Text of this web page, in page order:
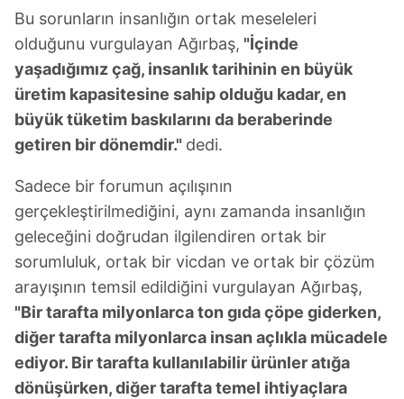
Bu sorunların insanlığın ortak meseleleri
olduğunu vurgulayan Ağırbaş, "İçinde
yaşadığımız çağ, insanlık tarihinin en büyük
üretim kapasitesine sahip olduğu kadar, en
büyük tüketim baskılarını da beraberinde
getiren bir dönemdir." dedi.
Sadece bir forumun açılışının
gerçekleştirilmediğini, aynı zamanda insanlığın
geleceğini doğrudan ilgilendiren ortak bir
sorumluluk, ortak bir vicdan ve ortak bir çözüm
arayışının temsil edildiğini vurgulayan Ağırbaş,
"Bir tarafta milyonlarca ton gıda çöpe giderken,
diğer tarafta milyonlarca insan açlıkla mücadele
ediyor. Bir tarafta kullanılabilir ürünler atığa
dönüşürken, diğer tarafta temel ihtiyaçlara